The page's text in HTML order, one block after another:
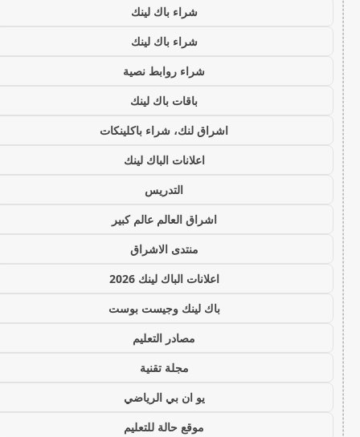
شراء باك لينك
شراء باك لينك
شراء روابط نصية
باقات باك لينك
اشراق لنك، شراء باكلينكات
اعلانات الباك لينك
التدريس
اشراق العالم عالم كبير
منتدى الاشراق
اعلانات الباك لينك 2026
باك لينك وجيست بوست
مصادر التعليم
مجلة تقنية
يو ان بي الرياضي
موقع حالة للتعليم